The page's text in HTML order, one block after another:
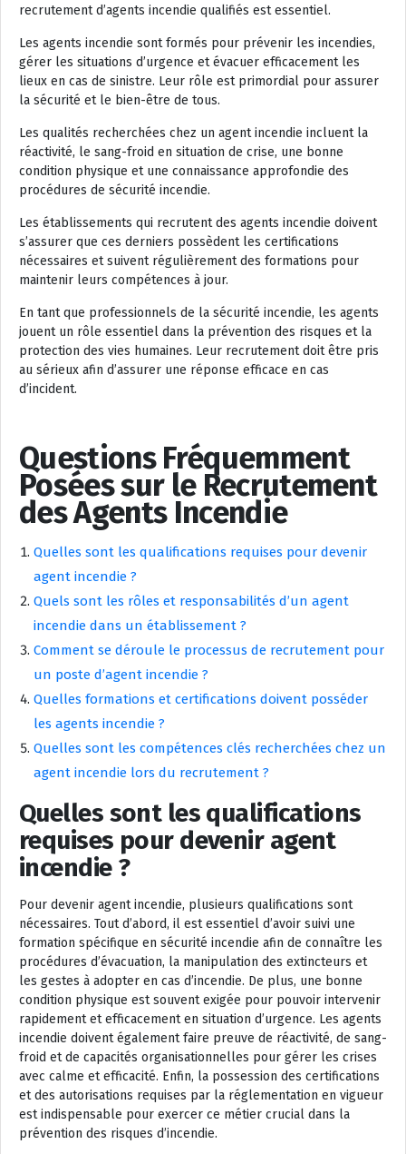
recrutement d’agents incendie qualifiés est essentiel.
Les agents incendie sont formés pour prévenir les incendies,
gérer les situations d’urgence et évacuer efficacement les
lieux en cas de sinistre. Leur rôle est primordial pour assurer
la sécurité et le bien-être de tous.
Les qualités recherchées chez un agent incendie incluent la
réactivité, le sang-froid en situation de crise, une bonne
condition physique et une connaissance approfondie des
procédures de sécurité incendie.
Les établissements qui recrutent des agents incendie doivent
s’assurer que ces derniers possèdent les certifications
nécessaires et suivent régulièrement des formations pour
maintenir leurs compétences à jour.
En tant que professionnels de la sécurité incendie, les agents
jouent un rôle essentiel dans la prévention des risques et la
protection des vies humaines. Leur recrutement doit être pris
au sérieux afin d’assurer une réponse efficace en cas
d’incident.
Questions Fréquemment
Posées sur le Recrutement
des Agents Incendie
Quelles sont les qualifications requises pour devenir
agent incendie ?
Quels sont les rôles et responsabilités d’un agent
incendie dans un établissement ?
Comment se déroule le processus de recrutement pour
un poste d’agent incendie ?
Quelles formations et certifications doivent posséder
les agents incendie ?
Quelles sont les compétences clés recherchées chez un
agent incendie lors du recrutement ?
Quelles sont les qualifications
requises pour devenir agent
incendie ?
Pour devenir agent incendie, plusieurs qualifications sont
nécessaires. Tout d’abord, il est essentiel d’avoir suivi une
formation spécifique en sécurité incendie afin de connaître les
procédures d’évacuation, la manipulation des extincteurs et
les gestes à adopter en cas d’incendie. De plus, une bonne
condition physique est souvent exigée pour pouvoir intervenir
rapidement et efficacement en situation d’urgence. Les agents
incendie doivent également faire preuve de réactivité, de sang-
froid et de capacités organisationnelles pour gérer les crises
avec calme et efficacité. Enfin, la possession des certifications
et des autorisations requises par la réglementation en vigueur
est indispensable pour exercer ce métier crucial dans la
prévention des risques d’incendie.